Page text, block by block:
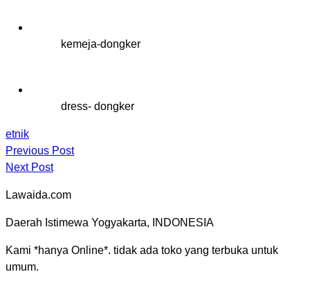
kemeja-dongker
dress- dongker
etnik
Previous Post
Next Post
Lawaida.com
Daerah Istimewa Yogyakarta, INDONESIA
Kami *hanya Online*. tidak ada toko yang terbuka untuk
umum.